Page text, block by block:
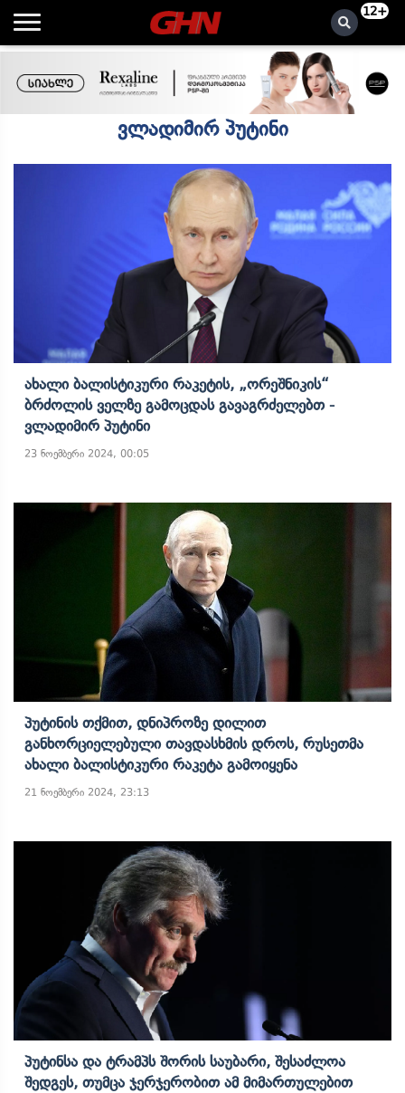
12+
ვლადიმირ პუტინი
Ახალი Ბალისტიკური Რაკეტის, „ორეშნიკის“
Ბრძოლის Ველზე Გამოცდას Გავაგრძელებთ -
Ვლადიმირ Პუტინი
23 ნოემბერი 2024, 00:05
Პუტინის Თქმით, Დნიპროზე Დილით
Განხორციელებული Თავდასხმის Დროს, Რუსეთმა
Ახალი Ბალისტიკური Რაკეტა Გამოიყენა
21 ნოემბერი 2024, 23:13
Პუტინსა Და Ტრამპს Შორის Საუბარი, Შესაძლოა
Შედგეს, Თუმცა Ჯერჯერობით Ამ Მიმართულებით